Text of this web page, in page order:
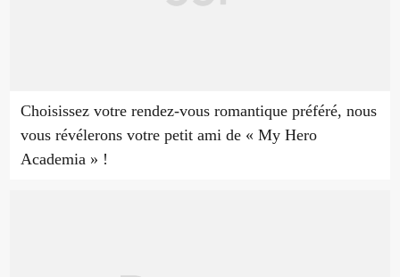
Choisissez votre rendez-vous romantique préféré, nous
vous révélerons votre petit ami de « My Hero
Academia » !